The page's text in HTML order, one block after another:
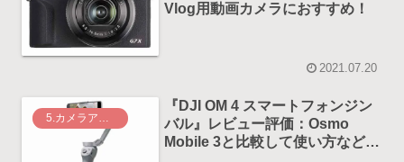
Vlog用動画カメラにおすすめ！
2021.07.20
『DJI OM 4 スマートフォンジン
バル』レビュー評価：Osmo
Mobile 3と比較して使い方などど